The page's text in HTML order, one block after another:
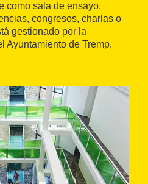
como sala de ensayo,
congresos, charlas o
gestionado por la
Ayuntamiento de Tremp.